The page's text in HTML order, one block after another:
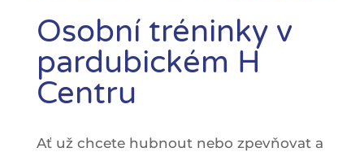
Osobní tréninky v
pardubickém H
Centru
Ať už chcete hubnout nebo zpevňovat a